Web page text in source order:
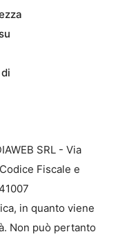
SRL - Via
Fiscale e
in quanto viene
Non può pertanto